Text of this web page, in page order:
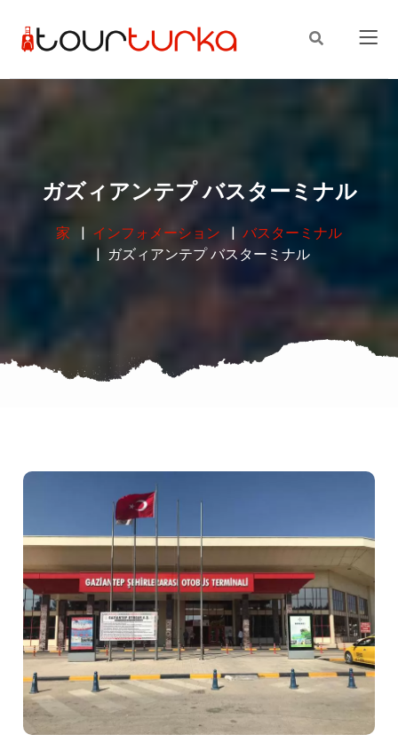
ガズィアンテプ バスターミナル
家 インフォメーション
バスターミナル
ガズィアンテプ バスターミナル